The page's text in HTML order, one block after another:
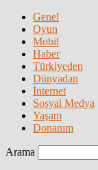
Genel
Oyun
Mobil
Haber
Türkiyeden
Dünyadan
İnternet
Sosyal Medya
Yaşam
Donanım
Arama